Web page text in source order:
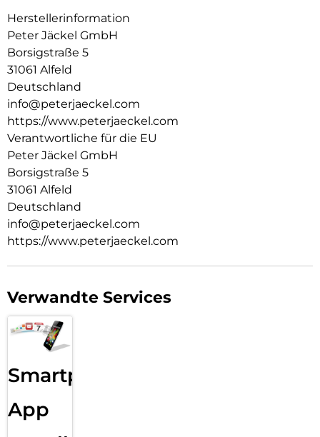
Herstellerinformation
Peter Jäckel GmbH
Borsigstraße 5
31061 Alfeld
Deutschland
info@peterjaeckel.com
https://www.peterjaeckel.com
Verantwortliche für die EU
Peter Jäckel GmbH
Borsigstraße 5
31061 Alfeld
Deutschland
info@peterjaeckel.com
https://www.peterjaeckel.com
Verwandte Services
Smartphone
App